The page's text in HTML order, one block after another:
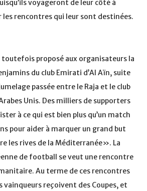
voyageront de leur côté à
les rencontres qui leur sont destinées.
toutefois proposé aux organisateurs la
du club Emirati d’Al Aïn, suite
passée entre le Raja et le club
Unis. Des milliers de supporters
à ce qui est bien plus qu’un match
pour aider à marquer un grand but
les rives de la Méditerranée». La
de football se veut une rencontre
Au terme de ces rencontres
reçoivent des Coupes, et